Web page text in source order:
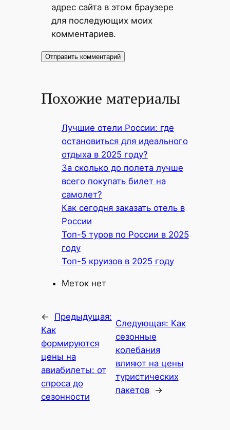
адрес сайта в этом браузере
для последующих моих
комментариев.
Похожие материалы
Лучшие отели России: где
остановиться для идеального
отдыха в 2025 году?
За сколько до полета лучше
всего покупать билет на
самолет?
Как сегодня заказать отель в
России
Топ-5 туров по России в 2025
году
Топ-5 круизов в 2025 году
Меток нет
←
Предыдущая:
Как
формируются
цены на
авиабилеты: от
спроса до
сезонности
Следующая: Как
сезонные
колебания
влияют на цены
туристических
пакетов
→